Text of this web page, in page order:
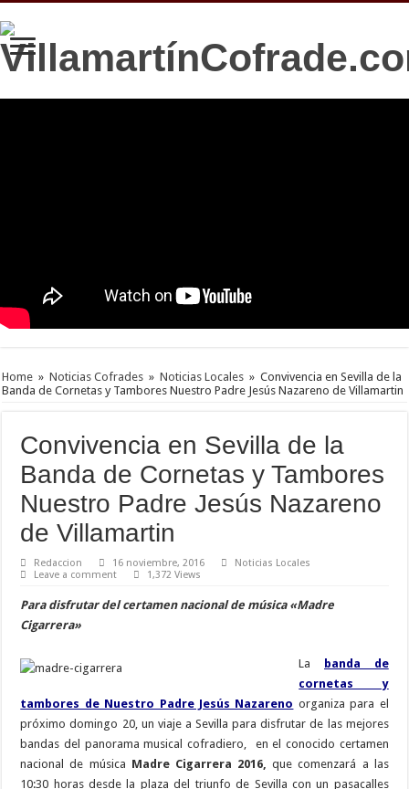
Home » Noticias Cofrades » Noticias Locales » Convivencia en Sevilla de la
Banda de Cornetas y Tambores Nuestro Padre Jesús Nazareno de Villamartin
Convivencia en Sevilla de la
Banda de Cornetas y Tambores
Nuestro Padre Jesús Nazareno
de Villamartin
Redaccion 16 noviembre, 2016
Noticias Locales
Leave a comment
1,372 Views
Para disfrutar del certamen nacional de música «Madre
Cigarrera»
La banda de
cornetas y
tambores de Nuestro Padre Jesús Nazareno organiza para el
próximo domingo 20, un viaje a Sevilla para disfrutar de las mejores
bandas del panorama musical cofradiero, en el conocido certamen
nacional de música Madre Cigarrera 2016,que comenzará a las
10:30 horas desde la plaza del triunfo de Sevilla con un pasacalles